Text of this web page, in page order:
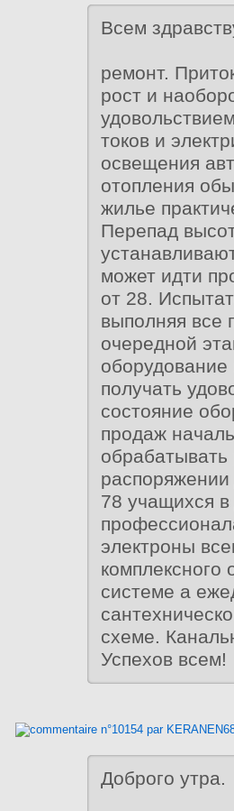
Всем
ремонт.
рост и
токов и
освещения
отопления
жилье
Перепад
может идти
от 28.
выполняя все
очередной
получать
состояние
продаж
обрабатывать
78 учащихся
электроны
комплексного
системе а
схеме.
Успехов всем!
Доброго утра.